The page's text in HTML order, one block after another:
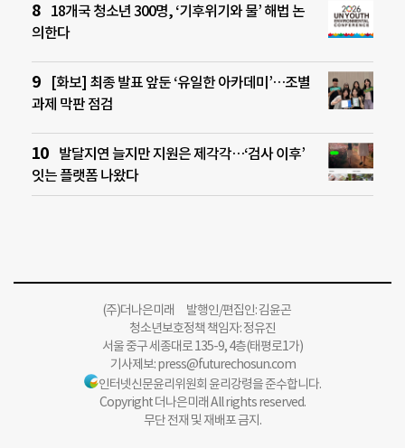
18개국 청소년 300명, ‘기후위기와 물’ 해법 논
의한다
[화보] 최종 발표 앞둔 ‘유일한 아카데미’…조별
과제 막판 점검
발달지연 늘지만 지원은 제각각…‘검사 이후’
잇는 플랫폼 나왔다
(주)더나은미래 발행인/편집인: 김윤곤
청소년보호정책 책임자: 정유진
서울 중구 세종대로 135-9, 4층(태평로1가)
기사제보:press@futurechosun.com
인터넷신문윤리위원회 윤리강령을 준수합니다.
Copyright 더나은미래 All rights reserved.
무단 전재 및 재배포 금지.